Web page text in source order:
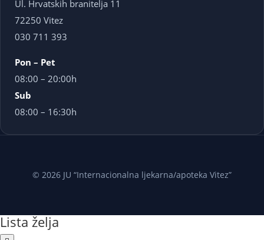
Ul. Hrvatskih branitelja 11
72250 Vitez
030 711 393
Pon – Pet
08:00 – 20:00h
Sub
08:00 – 16:30h
© 2026 JU “Internacionalna ljekarna/apoteka Vitez”
Lista želja